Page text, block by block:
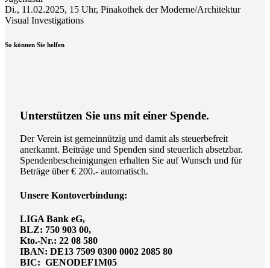
Di., 11.02.2025, 15 Uhr, Pinakothek der Moderne/Architektur
Visual Investigations
So können Sie helfen
Unterstützen Sie uns mit einer Spende.
Der Verein ist gemeinnützig und damit als steuerbefreit
anerkannt. Beiträge und Spenden sind steuerlich absetzbar.
Spendenbescheinigungen erhalten Sie auf Wunsch und für
Beträge über € 200.- automatisch.
Unsere Kontoverbindung:
LIGA Bank eG,
BLZ: 750 903 00,
Kto.-Nr.: 22 08 580
IBAN: DE13 7509 0300 0002 2085 80
BIC: GENODEF1M05